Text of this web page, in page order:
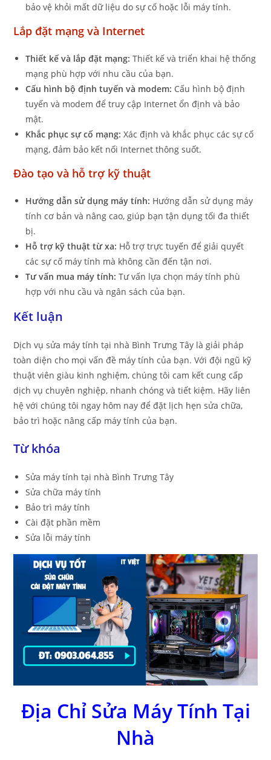
bảo vệ khỏi mất dữ liệu do sự cố hoặc lỗi máy tính.
Lắp đặt mạng và Internet
Thiết kế và lắp đặt mạng: Thiết kế và triển khai hệ thống
mạng phù hợp với nhu cầu của bạn.
Cấu hình bộ định tuyến và modem: Cấu hình bộ định
tuyến và modem để truy cập Internet ổn định và bảo
mật.
Khắc phục sự cố mạng: Xác định và khắc phục các sự cố
mạng, đảm bảo kết nối Internet thông suốt.
Đào tạo và hỗ trợ kỹ thuật
Hướng dẫn sử dụng máy tính: Hướng dẫn sử dụng máy
tính cơ bản và nâng cao, giúp bạn tận dụng tối đa thiết
bị.
Hỗ trợ kỹ thuật từ xa: Hỗ trợ trực tuyến để giải quyết
các sự cố máy tính mà không cần đến tận nơi.
Tư vấn mua máy tính: Tư vấn lựa chọn máy tính phù
hợp với nhu cầu và ngân sách của bạn.
Kết luận
Dịch vụ sửa máy tính tại nhà Bình Trưng Tây là giải pháp
toàn diện cho mọi vấn đề máy tính của bạn. Với đội ngũ kỹ
thuật viên giàu kinh nghiệm, chúng tôi cam kết cung cấp
dịch vụ chuyên nghiệp, nhanh chóng và tiết kiệm. Hãy liên
hệ với chúng tôi ngay hôm nay để đặt lịch hẹn sửa chữa,
bảo trì hoặc nâng cấp máy tính của bạn.
Từ khóa
Sửa máy tính tại nhà Bình Trưng Tây
Sửa chữa máy tính
Bảo trì máy tính
Cài đặt phần mềm
Sửa lỗi máy tính
Địa Chỉ Sửa Máy Tính Tại
Nhà